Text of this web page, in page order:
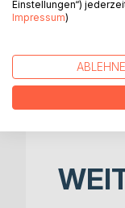
Natural
Einstellungen“)
Impressum)